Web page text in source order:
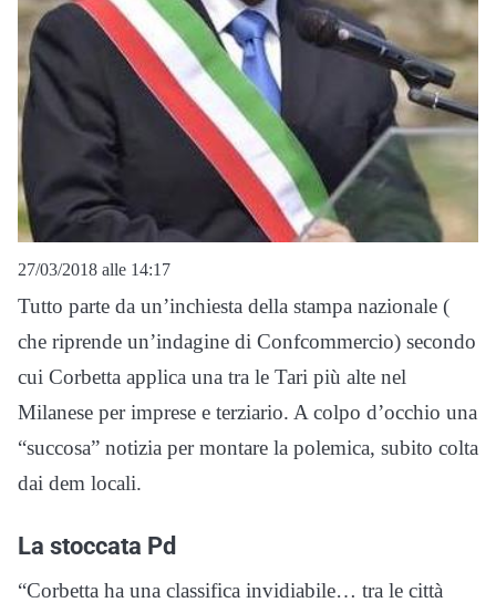
27/03/2018 alle 14:17
Tutto parte da un’inchiesta della stampa nazionale (
che riprende un’indagine di Confcommercio) secondo
cui Corbetta applica una tra le Tari più alte nel
Milanese per imprese e terziario. A colpo d’occhio una
“succosa” notizia per montare la polemica, subito colta
dai dem locali.
La stoccata Pd
“Corbetta ha una classifica invidiabile… tra le città